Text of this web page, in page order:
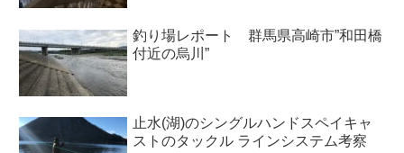
釣り場レポート 群馬県高崎市”和田橋
付近の烏川”
止水(湖)のシングルハンドスペイキャ
ストのタックル ラインシステム考察